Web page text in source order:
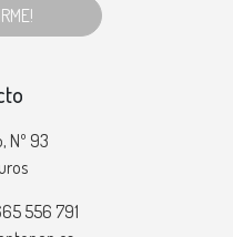
Nº 93
556 791